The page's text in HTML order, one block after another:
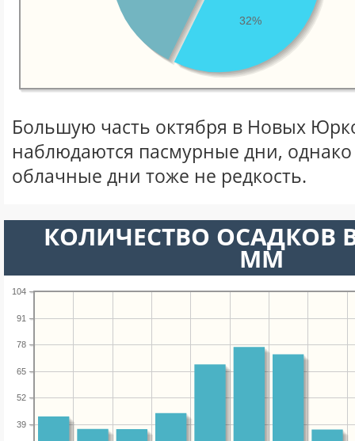
32%
Большую часть октября в Новых
наблюдаются пасмурные дни,
облачные дни тоже не редкость.
КОЛИЧЕСТВО ОСАДКОВ
ММ
39
52
65
78
91
104